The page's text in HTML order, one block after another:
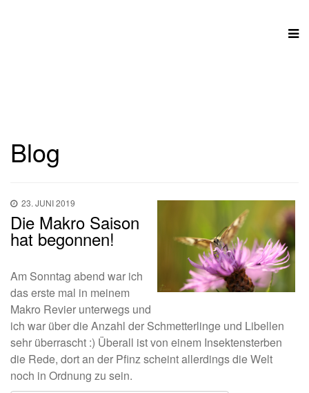
Blog
23. JUNI 2019
Die Makro Saison
hat begonnen!
Am Sonntag abend war ich
das erste mal in meinem
Makro Revier unterwegs und
ich war über die Anzahl der Schmetterlinge und Libellen
sehr überrascht :) Überall ist von einem Insektensterben
die Rede, dort an der Pfinz scheint allerdings die Welt
noch in Ordnung zu sein.